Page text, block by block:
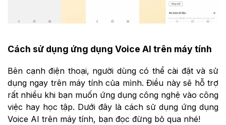
Cách sử dụng ứng dụng Voice AI trên máy tính
Bên cạnh điện thoại, người dùng có thể cài đặt và sử
dụng ngay trên máy tính của mình. Điều này sẽ hỗ trợ
rất nhiều khi bạn muốn ứng dụng công nghệ vào công
việc hay học tập. Dưới đây là cách sử dụng ứng dụng
Voice AI trên máy tính, bạn đọc đừng bỏ qua nhé!